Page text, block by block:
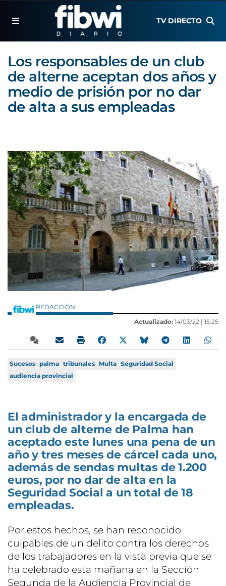
TV DIRECTO
Los responsables de un club
de alterne aceptan dos años y
medio de prisión por no dar
de alta a sus empleadas
REDACCIÓN
Actualizado: 14/03/22 | 15:25
Sucesos palma tribunales Multa Seguridad Social
audiencia provincial
El administrador y la encargada de
un club de alterne de Palma han
aceptado este lunes una pena de un
año y tres meses de cárcel cada uno,
además de sendas multas de 1.200
euros, por no dar de alta en la
Seguridad Social a un total de 18
empleadas.
Por estos hechos, se han reconocido
culpables de un delito contra los derechos
de los trabajadores en la vista previa que se
ha celebrado esta mañana en la Sección
Segunda de la Audiencia Provincial de